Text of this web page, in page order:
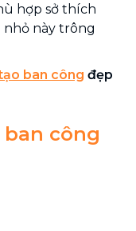
hợp sở thích
nhỏ này trông
ban công đẹp
công